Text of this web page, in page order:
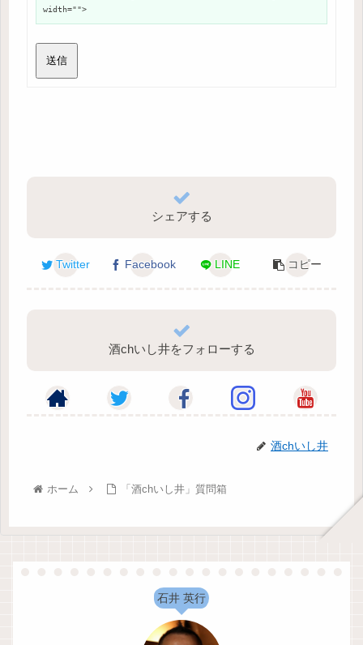
width="">
送信
シェアする
Twitter Facebook LINE コピー
酒chいし井をフォローする
酒chいし井
ホーム 「酒chいし井」質問箱
石井 英行